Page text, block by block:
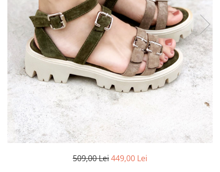
Posete
Rucsac
Saculet
Borsete
Visiniu
Albastru
509,00 Lei449,00 Lei